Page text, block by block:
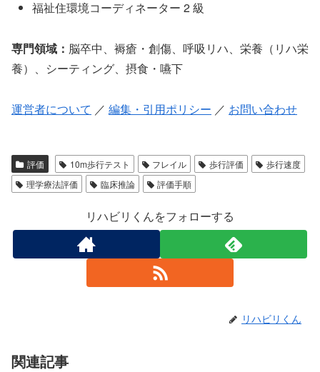
福祉住環境コーディネーター 2 級
専門領域： 脳卒中、褥瘡・創傷、呼吸リハ、栄養（リハ栄
養）、シーティング、摂食・嚥下
運営者について ／ 編集・引用ポリシー ／ お問い合わせ
評価 10m歩行テスト フレイル 歩行評価
歩行速度
理学療法評価
臨床推論 評価手順
リハビリくんをフォローする
リハビリくん
関連記事